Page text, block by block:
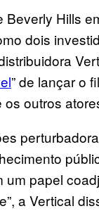
Beverly Hills
dois
” de lançar o
outros
um papel
a Vertical